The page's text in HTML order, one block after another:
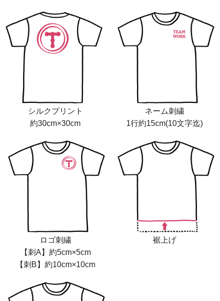
シルクプリント
約30cm×30cm
ネーム刺繍
1行約15cm(10文字迄)
ロゴ刺繍
【刺A】約5cm×5cm
【刺B】約10cm×10cm
裾上げ